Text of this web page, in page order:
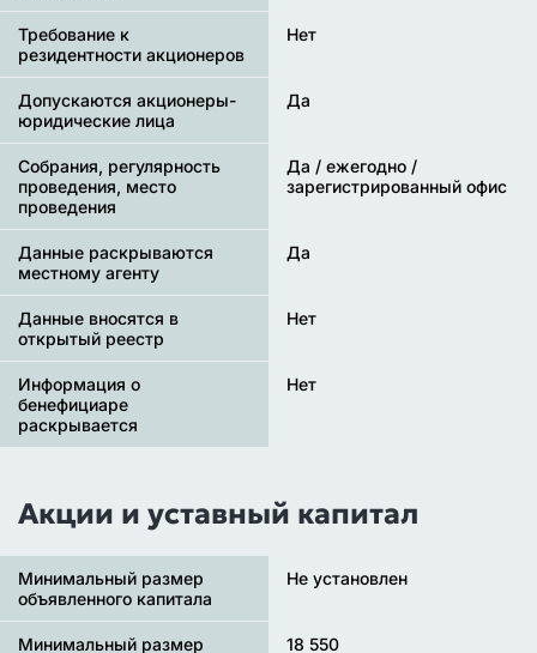
Требование к
резидентности акционеров
Нет
Допускаются акционеры-
юридические лица
Да
Собрания, регулярность
проведения, место
проведения
Да / ежегодно /
зарегистрированный офис
Данные раскрываются
местному агенту
Да
Данные вносятся в
открытый реестр
Нет
Информация о
бенефициаре
раскрывается
Нет
Акции и уставный капитал
Минимальный размер
объявленного капитала
Не установлен
Минимальный размер 18 550